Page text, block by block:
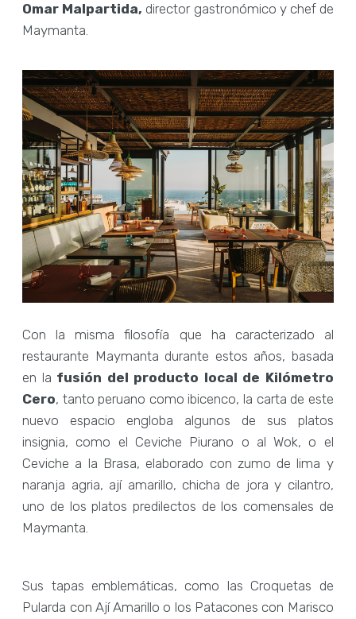
Omar Malpartida, director gastronómico y chef de
Maymanta.
Con la misma filosofía que ha caracterizado al
restaurante Maymanta durante estos años, basada
en la fusión del producto local de Kilómetro
Cero, tanto peruano como ibicenco, la carta de este
nuevo espacio engloba algunos de sus platos
insignia, como el Ceviche Piurano o al Wok, o el
Ceviche a la Brasa, elaborado con zumo de lima y
naranja agria, ají amarillo, chicha de jora y cilantro,
uno de los platos predilectos de los comensales de
Maymanta.
Sus tapas emblemáticas, como las Croquetas de
Pularda con Ají Amarillo o los Patacones con Marisco